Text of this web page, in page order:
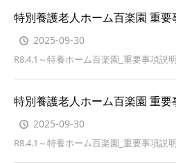
特別養護老人ホーム百楽園 重要
2025-09-30
R8.4.1～特養ホーム百楽園_重要事項説
特別養護老人ホーム百楽園 重要
2025-09-30
R8.4.1～特養ホーム百楽園_重要事項説